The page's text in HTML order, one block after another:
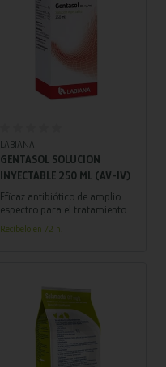
LABIANA
GENTASOL SOLUCION
INYECTABLE 250 ML (AV-IV)
Eficaz antibiótico de amplio
espectro para el tratamiento
de infecciones en terneros,
caballos, perros y gatos.
Recíbelo en 72 h.